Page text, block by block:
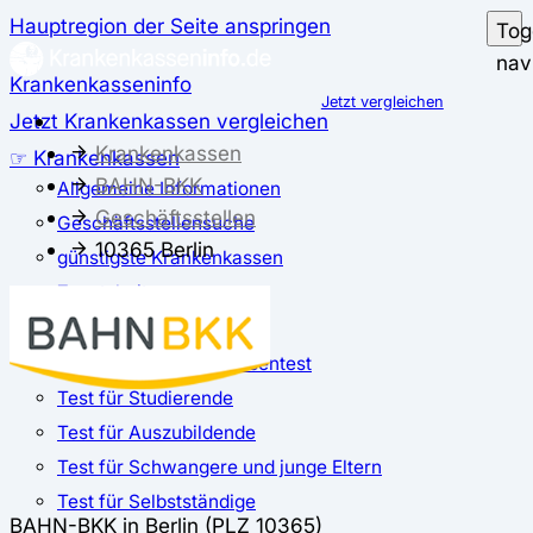
Hauptregion der Seite anspringen
Krankenkasseninfo
Jetzt Krankenkassen vergleichen
☞ Krankenkassen
Allgemeine Informationen
Geschäftsstellensuche
günstigste Krankenkassen
Zusatzbeitrag
✅ Krankenkassen Test
Der große Krankenkassentest
Test für Studierende
Test für Auszubildende
Test für Schwangere und junge Eltern
Test für Selbstständige
Jetzt vergleichen
Krankenkassen
BAHN-BKK
Geschäftsstellen
10365 Berlin
BAHN-BKK in Berlin (PLZ 10365)